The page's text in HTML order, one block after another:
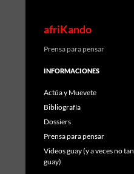
afriKando
Prensa para pensar
INFORMACIONES
Actúa y Muevete
Bibliografía
Dossiers
Prensa para pensar
Videos guay (y a veces no tan
guay)